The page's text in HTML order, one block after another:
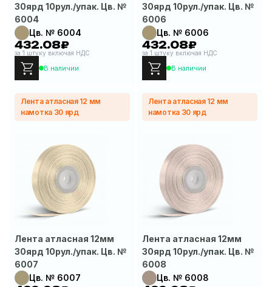
30ярд 10рул./упак. Цв. №
6004
Цв. № 6004
432.08₽
за 1 штуку включая НДС
В наличии
30ярд 10рул./упак. Цв. №
6006
Цв. № 6006
432.08₽
за 1 штуку включая НДС
В наличии
Лента атласная 12 мм
намотка 30 ярд
Лента атласная 12мм
30ярд 10рул./упак. Цв. №
6007
Цв. № 6007
Лента атласная 12 мм
намотка 30 ярд
Лента атласная 12мм
30ярд 10рул./упак. Цв. №
6008
Цв. № 6008